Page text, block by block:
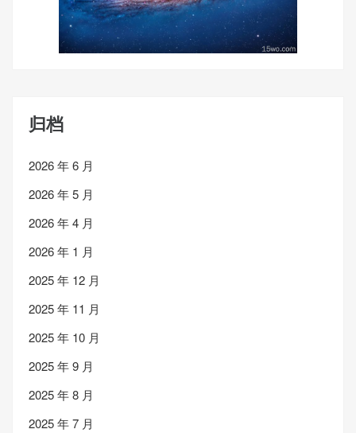
归档
2026 年 6 月
2026 年 5 月
2026 年 4 月
2026 年 1 月
2025 年 12 月
2025 年 11 月
2025 年 10 月
2025 年 9 月
2025 年 8 月
2025 年 7 月